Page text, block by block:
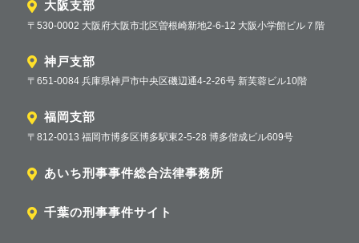
大阪支部
〒530-0002 大阪府大阪市北区曽根崎新地2-6-12 大阪小学館ビル７階
神戸支部
〒651-0084 兵庫県神戸市中央区磯辺通4-2-26号 新芙蓉ビル10階
福岡支部
〒812-0013 福岡市博多区博多駅東2-5-28 博多偕成ビル609号
あいち刑事事件総合法律事務所
千葉の刑事事件サイト